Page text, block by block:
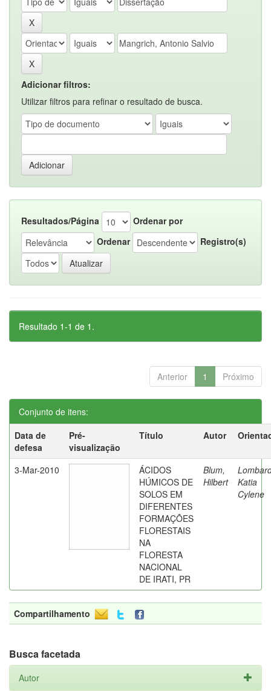
Adicionar filtros:
Utilizar filtros para refinar o resultado de busca.
Resultados/Página
Ordenar por
Ordenar
Registro(s)
Resultado 1-1 de 1.
Anterior 1 Próximo
Conjunto de itens:
Data de
defesa
Pré-
visualização
Título Autor
3-Mar-2010
ÁCIDOS
HÚMICOS DE
SOLOS EM
DIFERENTES
FORMAÇÕES
FLORESTAIS
NA
FLORESTA
NACIONAL
DE IRATI, PR
Blum,
Hilbert
Katia
Cylene
Compartilhamento
Busca facetada
Autor